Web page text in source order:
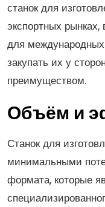
станок для
экспортных
для
закупать их у
преимуществом.
Объём и
Станок для
минимальными
формата, которые